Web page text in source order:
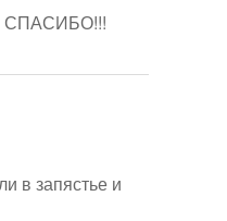
СПАСИБО!!!
в запястье и